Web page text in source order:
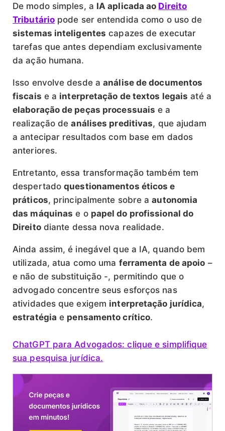
De modo simples, a IA aplicada ao Direito
Tributário pode ser entendida como o uso de
sistemas inteligentes capazes de executar
tarefas que antes dependiam exclusivamente
da ação humana.
Isso envolve desde aanálise de documentos
fiscais e a interpretação de textos legais até a
elaboração de peças processuais e a
realização deanálises preditivas, que ajudam
a antecipar resultados com base em dados
anteriores.
Entretanto, essa transformação também tem
despertadoquestionamentos éticos e
práticos, principalmente sobre aautonomia
das máquinas e o papel do profissional do
Direitodiante dessa nova realidade.
Ainda assim, é inegável que a IA, quando bem
utilizada, atua como uma ferramenta de apoio –
e não de substituição -, permitindo que o
advogado concentre seus esforços nas
atividades que exigem interpretação jurídica,
estratégia e pensamento crítico.
ChatGPT para Advogados: clique e simplifique
sua pesquisa jurídica.